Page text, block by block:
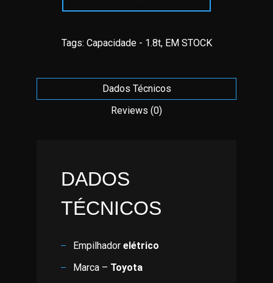
Tags: Capacidade - 1.8t, EM STOCK
Dados Técnicos
Reviews (0)
DADOS
TÉCNICOS
Empilhador elétrico
Marca – Toyota